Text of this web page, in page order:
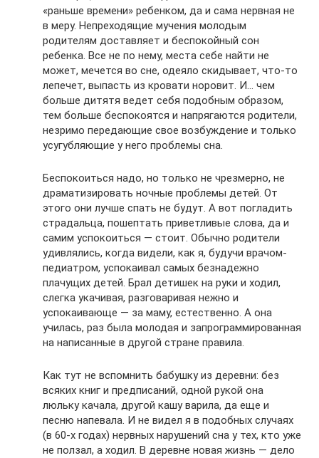
«раньше времени» ребенком, да и сама нервная не
в меру. Непреходящие мучения молодым
родителям доставляет и беспокойный сон
ребенка. Все не по нему, места себе найти не
может, мечется во сне, одеяло скидывает, что-то
лепечет, выпасть из кровати норовит. И… чем
больше дитятя ведет себя подобным образом,
тем больше беспокоятся и напрягаются родители,
незримо передающие свое возбуждение и только
усугубляющие у него проблемы сна.
Беспокоиться надо, но только не чрезмерно, не
драматизировать ночные проблемы детей. От
этого они лучше спать не будут. А вот погладить
страдальца, пошептать приветливые слова, да и
самим успокоиться — стоит. Обычно родители
удивлялись, когда видели, как я, будучи врачом-
педиатром, успокаивал самых безнадежно
плачущих детей. Брал детишек на руки и ходил,
слегка укачивая, разговаривая нежно и
успокаивающе — за маму, естественно. А она
училась, раз была молодая и запрограммированная
на написанные в другой стране правила.
Как тут не вспомнить бабушку из деревни: без
всяких книг и предписаний, одной рукой она
люльку качала, другой кашу варила, да еще и
песню напевала. И не видел я в подобных случаях
(в 60-х годах) нервных нарушений сна у тех, кто уже
не ползал, а ходил. В деревне новая жизнь — дело